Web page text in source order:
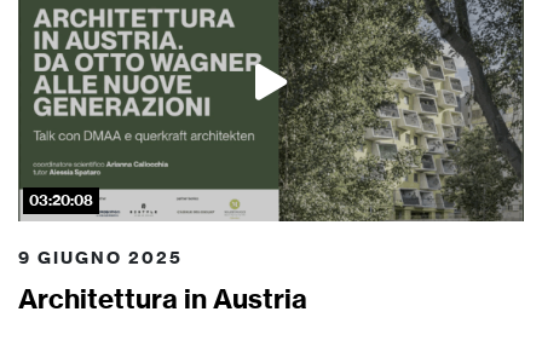
03:20:08
9 GIUGNO 2025
Architettura in Austria